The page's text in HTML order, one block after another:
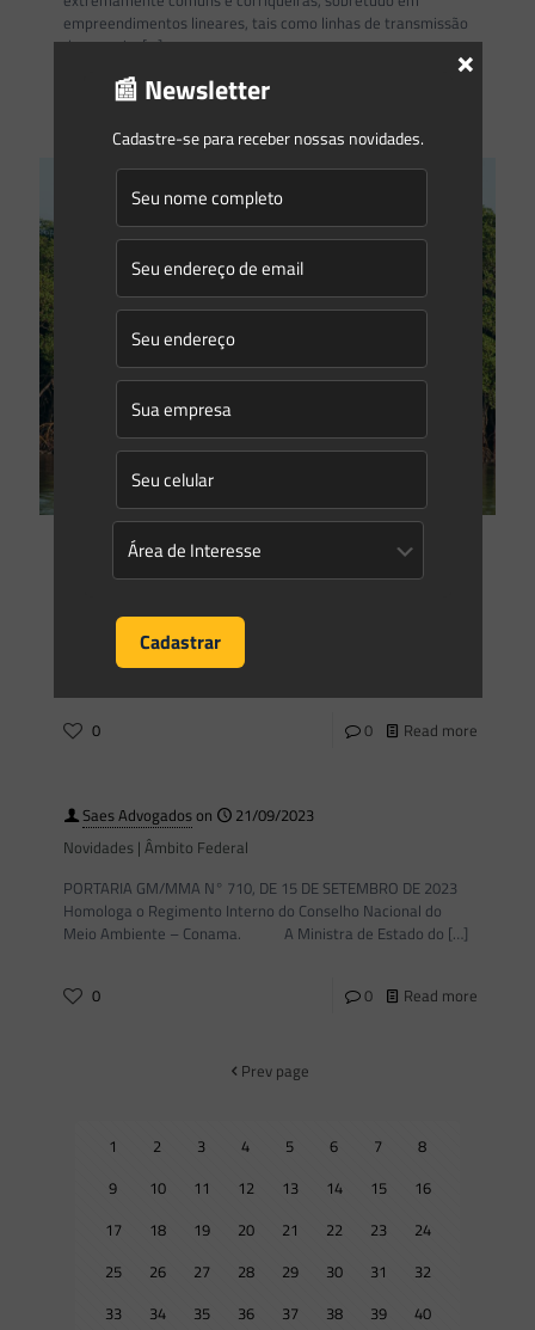
empreendimentos lineares, tais como linhas de transmissão
de energia,[…]
Eduardo Saeson
25/09/2023
Posso suprimir vegetação em áreas de manguezais?
De acordo com a definição trazida pelo Código Florestal1
(art. 3º, XIII) manguezal é o ecossistema litorâneo que ocorre
em terrenos baixos, sujeitos à ação das
0 0 Read more
Saes Advogadoson
21/09/2023
Novidades | Âmbito Federal
PORTARIA GM/MMA N° 710, DE 15 DE SETEMBRO DE 2023
Homologa o Regimento Interno do Conselho Nacional do
Meio Ambiente – Conama. A Ministra de Estado do […]
0 0 Read more
Prev page
1 2 3 4 5 6 7
8
9
10 11 12 13 14 15
16
17
18 19 20 21 22 23
24
25
26 27 28 29 30 31
32
33
34 35 36 37 38 39
40
📰 Newsletter
Cadastre-se para receber nossas novidades.
×